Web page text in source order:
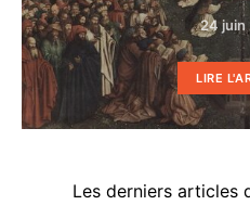
24 juin
LIRE
Les derniers articles